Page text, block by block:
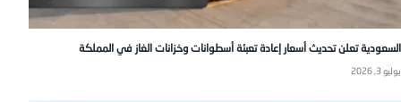
السعودية تعلن تحديث أسعار إعادة تعبئة أسطوانات وخزانات الغاز في المملكة
يوليو 3, 2026